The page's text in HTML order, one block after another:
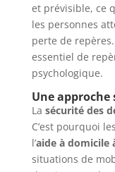
et prévisible, ce
les personnes
perte de
essentiel de
psychologique.
Une
La sécurité des
C’est pourquoi
l’aide à domicile
situations de